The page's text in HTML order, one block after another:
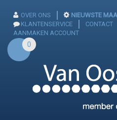
OVER ONS NIEUWSTE
KLANTENSERVICE
CONTACT
AANMAKEN ACCOUNT
0